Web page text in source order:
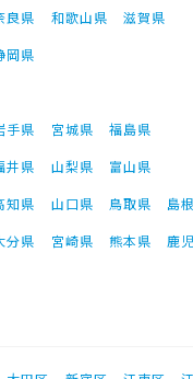
良県 和歌山県
滋賀県
岡県
手県 宮城県
福島県
井県 山梨県
富山県
知県 山口県 鳥取県 島
分県 宮崎県 熊本県 鹿